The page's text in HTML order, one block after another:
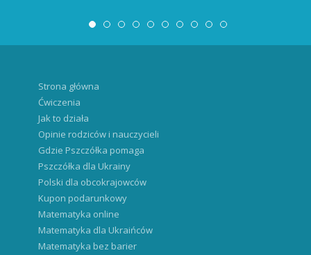
Strona główna
Ćwiczenia
Jak to działa
Opinie rodziców i nauczycieli
Gdzie Pszczółka pomaga
Pszczółka dla Ukrainy
Polski dla obcokrajowców
Kupon podarunkowy
Matematyka online
Matematyka dla Ukraińców
Matematyka bez barier